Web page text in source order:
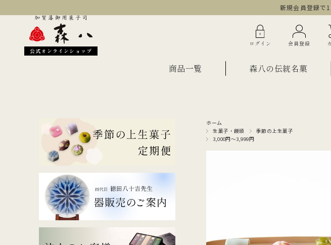
新規会員登録で
公式オンラインショップ
ログイン 会員登録
商品一覧
季節のおすすめ
オンラインショップ限定商品
金沢伝統の縁起菓子
上生菓子
伝統名菓
どら焼き
生菓子・饅頭
森八の伝統名菓
長生殿
四百年間かわらぬ製法を守り続け日コクのあるこし餡を飴炊きのコ
蛇玉もなか
森八の商標「蛇玉」を形にした、香しっとりとしたもち皮に良質な
ギフト・詰合せ
ホーム
生菓子・饅頭
季節の上生菓子
3,000円～3,999円